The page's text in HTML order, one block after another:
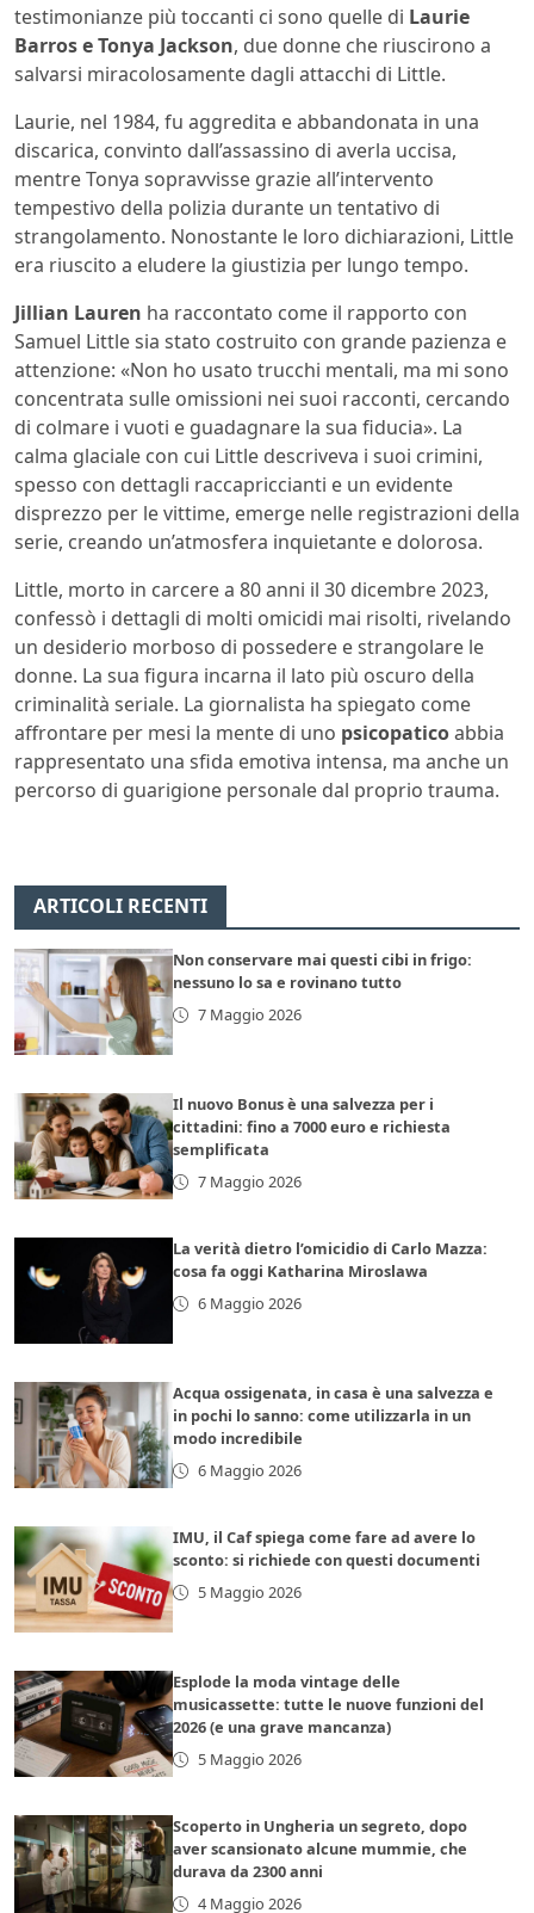
testimonianze più toccanti ci sono quelle di Laurie
Barros e Tonya Jackson, due donne che riuscirono a
salvarsi miracolosamente dagli attacchi di Little.
Laurie, nel 1984, fu aggredita e abbandonata in una
discarica, convinto dall’assassino di averla uccisa,
mentre Tonya sopravvisse grazie all’intervento
tempestivo della polizia durante un tentativo di
strangolamento. Nonostante le loro dichiarazioni, Little
era riuscito a eludere la giustizia per lungo tempo.
Jillian Lauren ha raccontato come il rapporto con
Samuel Little sia stato costruito con grande pazienza e
attenzione: «Non ho usato trucchi mentali, ma mi sono
concentrata sulle omissioni nei suoi racconti, cercando
di colmare i vuoti e guadagnare la sua fiducia». La
calma glaciale con cui Little descriveva i suoi crimini,
spesso con dettagli raccapriccianti e un evidente
disprezzo per le vittime, emerge nelle registrazioni della
serie, creando un’atmosfera inquietante e dolorosa.
Little, morto in carcere a 80 anni il 30 dicembre 2023,
confessò i dettagli di molti omicidi mai risolti, rivelando
un desiderio morboso di possedere e strangolare le
donne. La sua figura incarna il lato più oscuro della
criminalità seriale. La giornalista ha spiegato come
affrontare per mesi la mente di uno psicopaticoabbia
rappresentato una sfida emotiva intensa, ma anche un
percorso di guarigione personale dal proprio trauma.
ARTICOLI RECENTI
Non conservare mai questi cibi in frigo:
nessuno lo sa e rovinano tutto
7 Maggio 2026
Il nuovo Bonus è una salvezza per i
cittadini: fino a 7000 euro e richiesta
semplificata
7 Maggio 2026
La verità dietro l’omicidio di Carlo Mazza:
cosa fa oggi Katharina Miroslawa
6 Maggio 2026
Acqua ossigenata, in casa è una salvezza e
in pochi lo sanno: come utilizzarla in un
modo incredibile
6 Maggio 2026
IMU, il Caf spiega come fare ad avere lo
sconto: si richiede con questi documenti
5 Maggio 2026
Esplode la moda vintage delle
musicassette: tutte le nuove funzioni del
2026 (e una grave mancanza)
5 Maggio 2026
Scoperto in Ungheria un segreto, dopo
aver scansionato alcune mummie, che
durava da 2300 anni
4 Maggio 2026